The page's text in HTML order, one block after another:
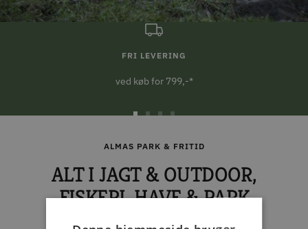
FRI LEVERING
ved køb for 799,-*
1
2
4
ALMAS PARK & FRITID
ALT I JAGT & OUTDOOR,
FISKERI, HAVE & PARK